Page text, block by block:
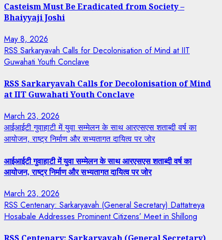
Casteism Must Be Eradicated from Society –
Bhaiyyaji Joshi
May 8, 2026
RSS Sarkaryavah Calls for Decolonisation of Mind at IIT
Guwahati Youth Conclave
RSS Sarkaryavah Calls for Decolonisation of Mind
at IIT Guwahati Youth Conclave
March 23, 2026
आईआईटी गुवाहाटी में युवा सम्मेलन के साथ आरएसएस शताब्दी वर्ष का
आयोजन, राष्ट्र निर्माण और सभ्यतागत दायित्व पर जोर
आईआईटी गुवाहाटी में युवा सम्मेलन के साथ आरएसएस शताब्दी वर्ष का
आयोजन, राष्ट्र निर्माण और सभ्यतागत दायित्व पर जोर
March 23, 2026
RSS Centenary: Sarkaryavah (General Secretary) Dattatreya
Hosabale Addresses Prominent Citizens’ Meet in Shillong